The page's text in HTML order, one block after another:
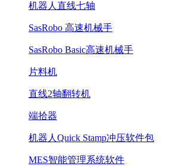
机器人直线七轴
SasRobo 高速机械手
SasRobo Basic高速机械手
片料机
直线2轴翻转机
端拾器
机器人Quick Stamp冲压软件包
MES智能管理系统软件